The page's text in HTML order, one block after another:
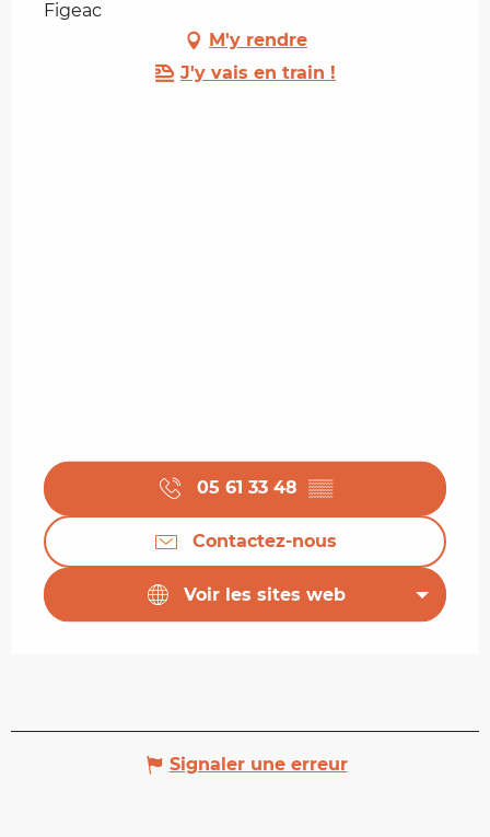
Figeac
M'y rendre
J'y vais en train !
05 61 33 48 ▒▒
Contactez-nous
Voir les sites web
Signaler une erreur